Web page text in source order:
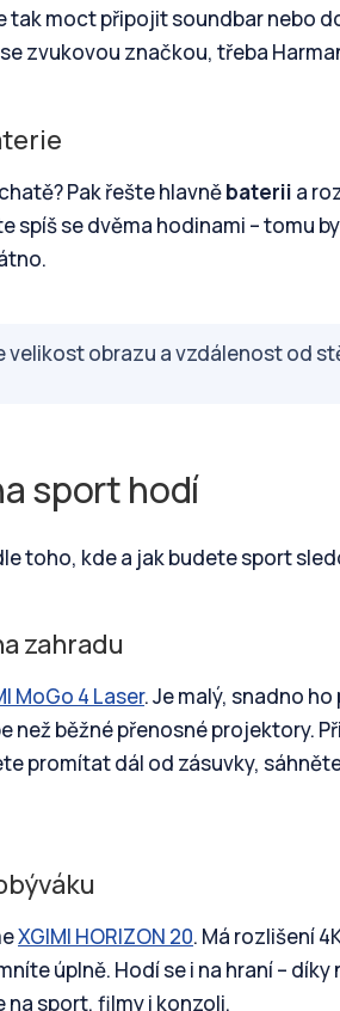
moct připojit soundbar nebo
zvukovou značkou, třeba
Pak řešte hlavněbaterii a
se dvěma hodinami – tomu
velikost obrazu a vzdálenost od
sport hodí
toho, kde a jak budete sport
zahradu
MoGo 4 Laser. Je malý, snadno
než běžné přenosné projektory.
promítat dál od zásuvky,
XGIMI HORIZON 20. Má rozlišení
úplně. Hodí se i na hraní –
sport, filmy i konzoli.